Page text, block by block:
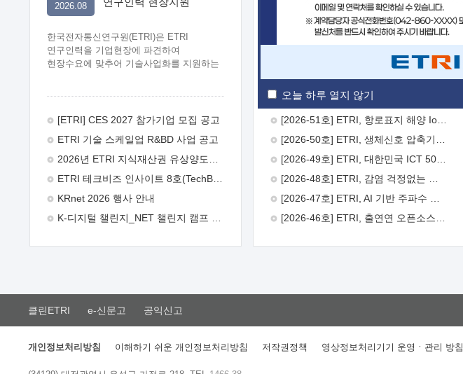
오늘 하루 열지 않기
한국전자통신연구원(ETRI)은 ETRI
연구인력을 기업현장에 파견하여
현장수요에 맞추어 기술사업화를 지원하는
주시기 바랍니다. 2026년 8월
추진목적: ETRI 인력을 기업현장에 파견.
기술지원을 실시함으로써 ETRI 개발기술의
극대화하고, 지원기업을 강견기업으로
육성하고자 함.  신청자격: ETRI
ETRI 창업/연구소기업, 기술이전/출자기업
(2 ~ 3년차) 연봉의 40%  추진일정(1)
희망기업 신청/접수(2)희망인력-희망기업
매칭(3)현장조사/ 선정(심의)(4)협약체결
26일 9월초순 9월 중순 10월 이후*
2026.08
[ETRI] CES 2027 참가기업 모집 공고
ETRI 기술 스케일업 R&BD 사업 공고
ETRI 테크비즈 인사이트 8호(TechBiz Insight Vol.8) 발간
KRnet 2026 행사 안내
[2026-52호] ETRI, ITU-T 자율주행차 국제표준화 주도한다
클린ETRI e-신문고 공익신고
개인정보처리방침 이해하기 쉬운 개인정보처리방침 저작권정책 영상정보처리기기 운영ㆍ관리 방침